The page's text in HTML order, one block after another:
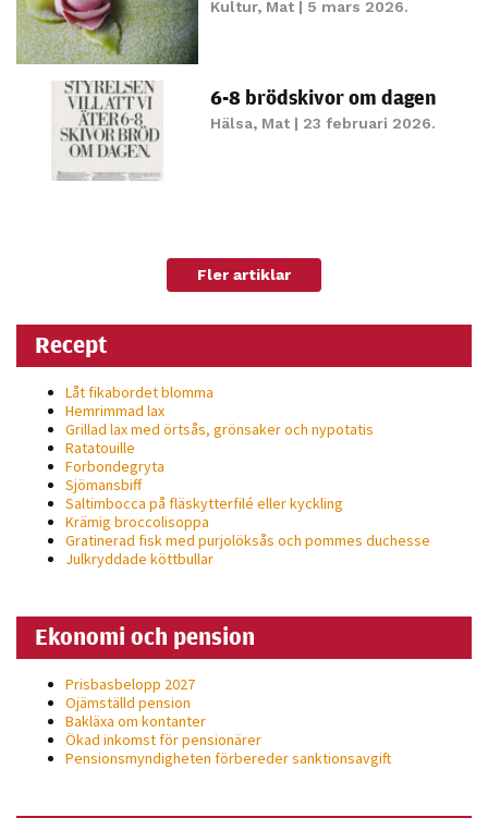
Kultur, Mat| 5 mars 2026.
6-8 brödskivor om dagen
Hälsa, Mat| 23 februari 2026.
Fler artiklar
Recept
Låt fikabordet blomma
Hemrimmad lax
Grillad lax med örtsås, grönsaker och nypotatis
Ratatouille
Forbondegryta
Sjömansbiff
Saltimbocca på fläsk­ytterfilé eller kyckling
Krämig broccolisoppa
Gratinerad fisk med purjolöksås och pommes duchesse
Julkryddade köttbullar
Ekonomi och pension
Prisbasbelopp 2027
Ojämställd pension
Bakläxa om kontanter
Ökad inkomst för pensionärer
Pensionsmyndigheten förbereder sanktionsavgift
ditt besök.
kakorna
kommer viss
Marknadsföring
Genom att dela
surfar ökar du
anpassat innehåll
och erbjudanden.